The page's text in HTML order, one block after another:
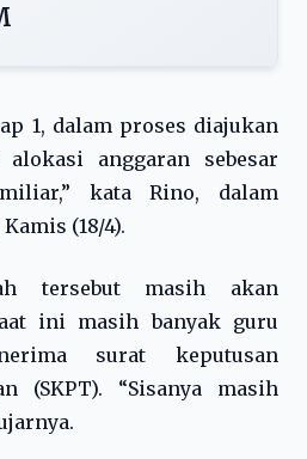
1, dalam proses diajukan
alokasi anggaran sebesar
kata Rino, dalam
(18/4).
tersebut masih akan
ini masih banyak guru
surat keputusan
(SKPT). “Sisanya masih